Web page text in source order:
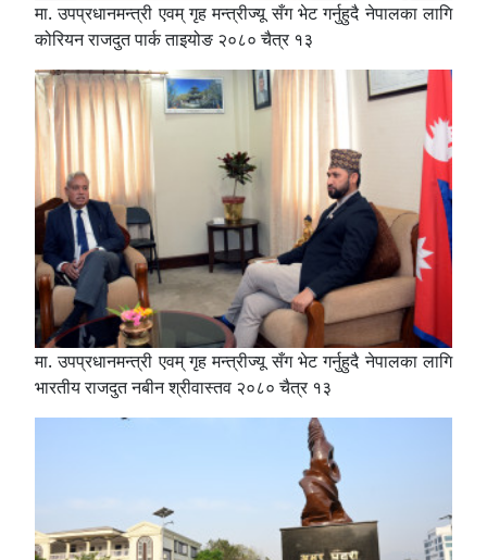
मा. उपप्रधानमन्त्री एवम् गृह मन्त्रीज्यू सँग भेट गर्नुहुदै नेपालका लागि
कोरियन राजदुत पार्क ताइयोङ २०८० चैत्र १३
मा. उपप्रधानमन्त्री एवम् गृह मन्त्रीज्यू सँग भेट गर्नुहुदै नेपालका लागि
भारतीय राजदुत नबीन श्रीवास्तव २०८० चैत्र १३